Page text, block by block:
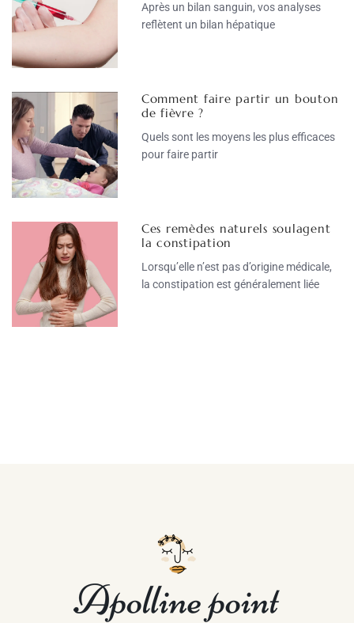
Après un bilan sanguin, vos analyses
reflètent un bilan hépatique
Comment faire partir un bouton
de fièvre ?
Quels sont les moyens les plus efficaces
pour faire partir
Ces remèdes naturels soulagent
la constipation
Lorsqu’elle n’est pas d’origine médicale,
la constipation est généralement liée